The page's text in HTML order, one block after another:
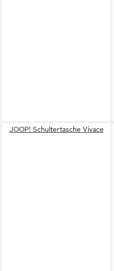
JOOP! Schultertasche Vivace